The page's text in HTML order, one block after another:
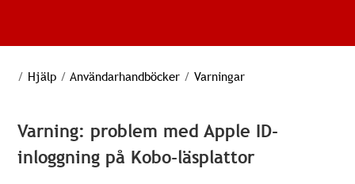
/ Hjälp / Användarhandböcker / Varningar
Varning: problem med Apple ID-
inloggning på Kobo-läsplattor